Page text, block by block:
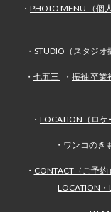
・ PHOTO MENU （個
・ STUDIO（スタジオ
・ 七五三 ・ 振袖 卒業
・ LOCATION（ロケ
・ ワンコのき
・ CONTACT（ご予約）
LOCATION・